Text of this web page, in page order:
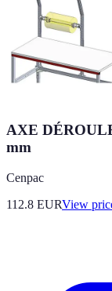
AXE
mm
Cenpac
112.8 EURView